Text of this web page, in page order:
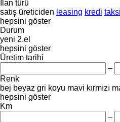
İlan türü
satış üreticiden leasing kredi
hepsini göster
Durum
yeni 2.el
hepsini göster
Üretim tarihi
–
Renk
bej beyaz gri koyu mavi kırmızı
hepsini göster
Km
–